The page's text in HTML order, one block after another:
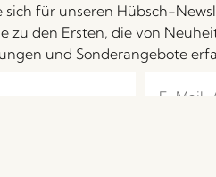
sich für unseren Hübsch-
zu den Ersten, die von
und Sonderangebote